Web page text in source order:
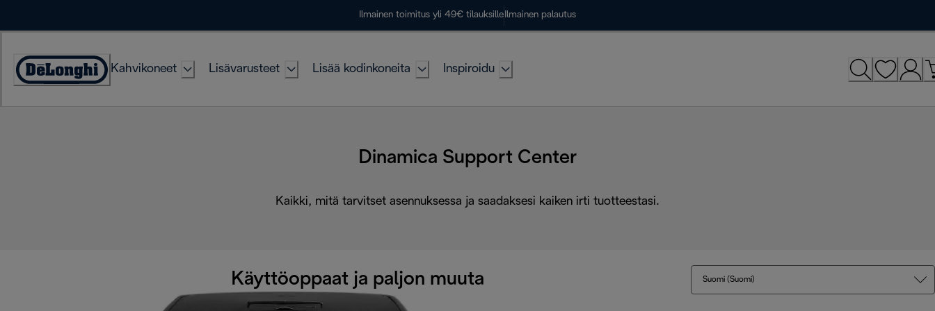
Ilmainen toimitus yli 49€ tilauksille Ilmainen palautus
Accessibility
Kahvikoneet Lisävarusteet Lisää kodinkoneita Inspiroidu
Dinamica Support Center
Kaikki, mitä tarvitset asennuksessa ja saadaksesi kaiken irti tuotteestasi.
Käyttöoppaat ja paljon muuta Suomi (Suomi)